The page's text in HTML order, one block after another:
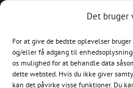
Det bruger
For at give de bedste oplevelser
og/eller få adgang til
os mulighed for at behandle data
dette websted. Hvis du ikke giver
kan det påvirke visse funktioner. Du
Skriv til os på
info@christianshavnskvarter.dk